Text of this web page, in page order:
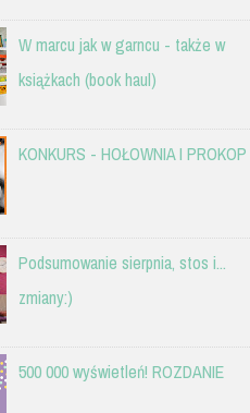
W marcu jak w garncu - także w
książkach (book haul)
KONKURS - HOŁOWNIA I PROKOP
Podsumowanie sierpnia, stos i...
zmiany:)
500 000 wyświetleń! ROZDANIE